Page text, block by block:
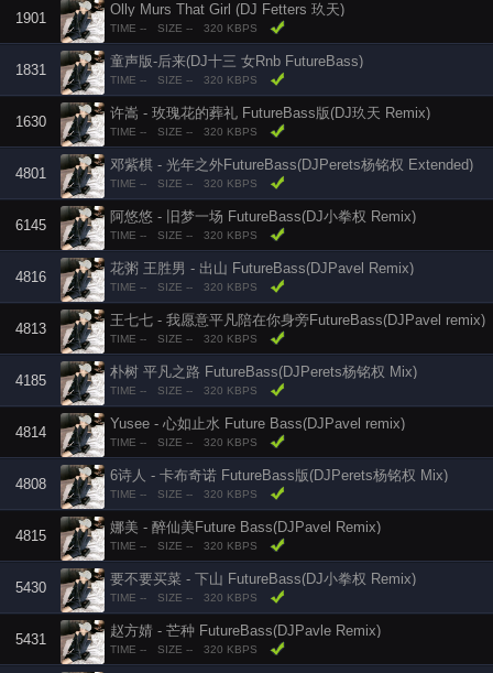
1901
Olly Murs That Girl (DJ Fetters 玖天)
TIME -- SIZE -- 320 KBPS
1831
童声版-后来(DJ十三 女Rnb FutureBass)
TIME -- SIZE -- 320 KBPS
1630
许嵩 - 玫瑰花的葬礼 FutureBass版(DJ玖天 Remix)
TIME -- SIZE -- 320 KBPS
4801
邓紫棋 - 光年之外FutureBass(DJPerets杨铭权 Extended)
TIME -- SIZE -- 320 KBPS
6145
阿悠悠 - 旧梦一场 FutureBass(DJ小拳权 Remix)
TIME -- SIZE -- 320 KBPS
4816
花粥 王胜男 - 出山 FutureBass(DJPavel Remix)
TIME -- SIZE -- 320 KBPS
4813
王七七 - 我愿意平凡陪在你身旁FutureBass(DJPavel remix)
TIME -- SIZE -- 320 KBPS
4185
朴树 平凡之路 FutureBass(DJPerets杨铭权 Mix)
TIME -- SIZE -- 320 KBPS
4814
Yusee - 心如止水 Future Bass(DJPavel remix)
TIME -- SIZE -- 320 KBPS
4808
6诗人 - 卡布奇诺 FutureBass版(DJPerets杨铭权 Mix)
TIME -- SIZE -- 320 KBPS
4815
娜美 - 醉仙美Future Bass(DJPavel Remix)
TIME -- SIZE -- 320 KBPS
5430
要不要买菜 - 下山 FutureBass(DJ小拳权 Remix)
TIME -- SIZE -- 320 KBPS
5431
赵方婧 - 芒种 FutureBass(DJPavle Remix)
TIME -- SIZE -- 320 KBPS